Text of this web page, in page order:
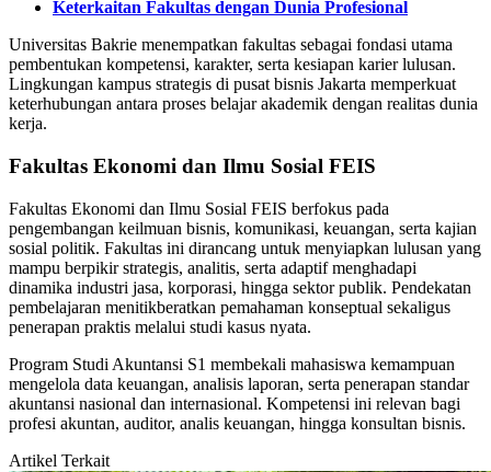
Keterkaitan Fakultas dengan Dunia Profesional
Universitas Bakrie menempatkan fakultas sebagai fondasi utama
pembentukan kompetensi, karakter, serta kesiapan karier lulusan.
Lingkungan kampus strategis di pusat bisnis Jakarta memperkuat
keterhubungan antara proses belajar akademik dengan realitas dunia
kerja.
Fakultas Ekonomi dan Ilmu Sosial FEIS
Fakultas Ekonomi dan Ilmu Sosial FEIS berfokus pada
pengembangan keilmuan bisnis, komunikasi, keuangan, serta kajian
sosial politik. Fakultas ini dirancang untuk menyiapkan lulusan yang
mampu berpikir strategis, analitis, serta adaptif menghadapi
dinamika industri jasa, korporasi, hingga sektor publik. Pendekatan
pembelajaran menitikberatkan pemahaman konseptual sekaligus
penerapan praktis melalui studi kasus nyata.
Program Studi Akuntansi S1 membekali mahasiswa kemampuan
mengelola data keuangan, analisis laporan, serta penerapan standar
akuntansi nasional dan internasional. Kompetensi ini relevan bagi
profesi akuntan, auditor, analis keuangan, hingga konsultan bisnis.
Artikel Terkait